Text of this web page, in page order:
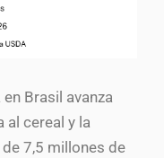
Brasil avanza
al cereal y la
7,5 millones de